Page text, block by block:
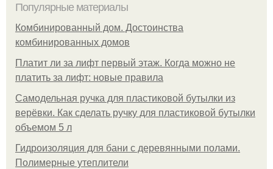
Популярные материалы
Комбинированный дом. Достоинства
комбинированных домов
Платит ли за лифт первый этаж. Когда можно не
платить за лифт: новые правила
Самодельная ручка для пластиковой бутылки из
верёвки. Как сделать ручку для пластиковой бутылки
объемом 5 л
Гидроизоляция для бани с деревянными полами.
Полимерные утеплители